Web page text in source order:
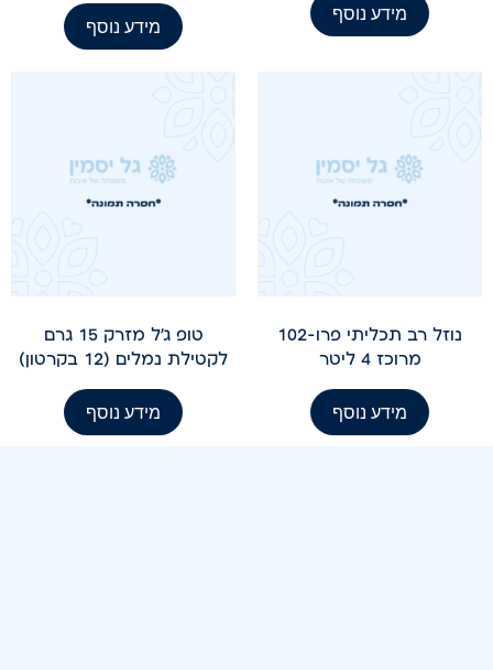
מידע נוסף
מידע נוסף
נוזל רב תכליתי פרו-102
מרוכז 4 ליטר
מידע נוסף
טופ ג'ל מזרק 15 גרם
לקטילת נמלים (12 בקרטון)
מידע נוסף